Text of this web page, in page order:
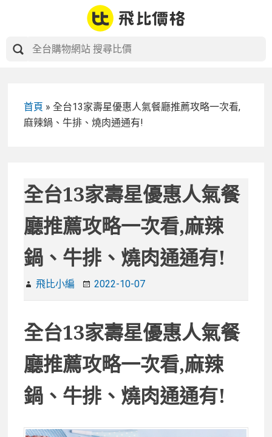
首頁 » 全台13家壽星優惠人氣餐廳推薦攻略一次看,
麻辣鍋、牛排、燒肉通通有!
全台13家壽星優惠人氣餐
廳推薦攻略一次看,麻辣
鍋、牛排、燒肉通通有!
飛比小編 2022-10-07
全台13家壽星優惠人氣餐
廳推薦攻略一次看,麻辣
鍋、牛排、燒肉通通有!